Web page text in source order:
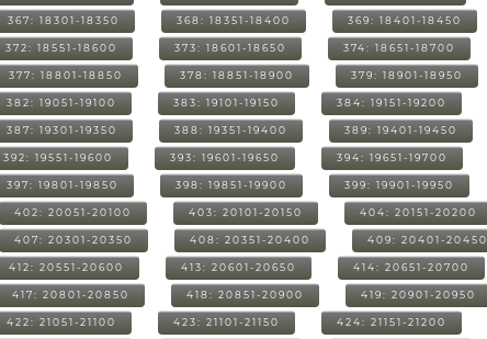
367: 18301-18350 368: 18351-18400 369: 18401-18450
372: 18551-18600 373: 18601-18650 374: 18651-18700
377: 18801-18850 378: 18851-18900 379: 18901-18950
382: 19051-19100 383: 19101-19150 384: 19151-19200
387: 19301-19350 388: 19351-19400 389: 19401-19450
392: 19551-19600 393: 19601-19650 394: 19651-19700
397: 19801-19850 398: 19851-19900 399: 19901-19950
402: 20051-20100 403: 20101-20150 404: 20151-20200
407: 20301-20350 408: 20351-20400 409: 20401-20450
412: 20551-20600 413: 20601-20650 414: 20651-20700
417: 20801-20850 418: 20851-20900 419: 20901-20950
422: 21051-21100 423: 21101-21150 424: 21151-21200